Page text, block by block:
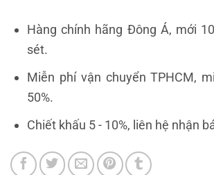
Hàng chính hãng Đông Á, mới
sét.
Miễn phí vận chuyển TPHCM,
50%.
Chiết khấu 5 - 10%, liên hệ nhận